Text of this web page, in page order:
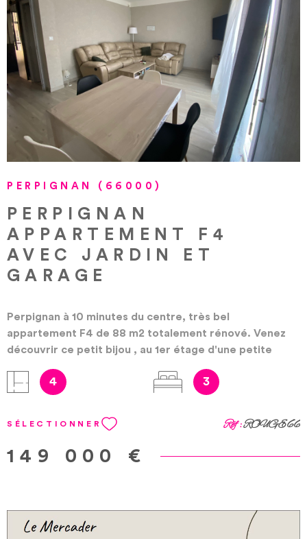
PERPIGNAN (66000)
PERPIGNAN
APPARTEMENT F4
AVEC JARDIN ET
GARAGE
Perpignan à 10 minutes du centre, très bel
appartement F4 de 88 m2 totalement rénové. Venez
découvrir ce petit bijou , au 1er étage d'une petite
d'une grande entrée avec placard , un séjour clair
donnant sur balcon, 3 chambres spacieuses et
lumineuses avec placards intégrés, cuisine séparée,
aménagée et équipée donnant sur un deuxième balcon,
une salle d'eau avec douche à l'italienne, WC
indépendant. Ses plus : jardin au rez-de-chaussée,
copropriété. Copropriété de 6 lots. Charges annuelles
de copropriété (Montant moyen annuel quote-part du
4 3
SÉLECTIONNER Réf :ROUGE66
149 000 €
VOIR LE BIEN